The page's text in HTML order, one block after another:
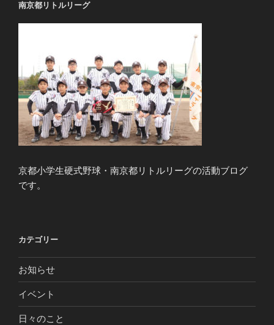
ン
南京都リトルリーグ
京都小学生硬式野球・南京都リトルリーグの活動ブログ
です。
カテゴリー
お知らせ
イベント
日々のこと